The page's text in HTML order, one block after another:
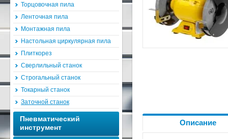
Торцовочная пила
Ленточная пила
Монтажная пила
Настольная циркулярная пила
Плиткорез
Сверлильный станок
Строгальный станок
Токарный станок
Заточной станок
Пневматический
инструмент
Описание